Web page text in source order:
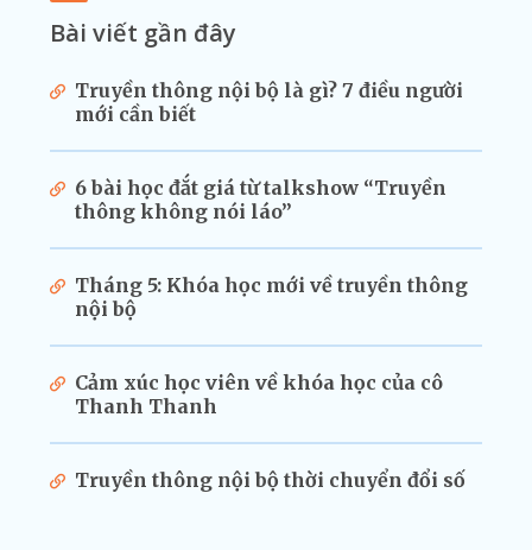
Bài viết gần đây
Truyền thông nội bộ là gì? 7 điều người
mới cần biết
6 bài học đắt giá từ talkshow “Truyền
thông không nói láo”
Tháng 5: Khóa học mới về truyền thông
nội bộ
Cảm xúc học viên về khóa học của cô
Thanh Thanh
Truyền thông nội bộ thời chuyển đổi số